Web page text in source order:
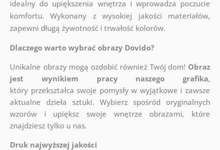
idealny do upiększenia wnętrza i wprowadza poczucie
komfortu. Wykonany z wysokiej jakości materiałów,
zapewni długą żywotność i trwałość kolorów.
Dlaczego warto wybrać obrazy Dovido?
Unikalne obrazy mogą ozdobić również Twój dom! Obraz
jest wynikiem pracy naszego grafika,
który przekształca swoje pomysły w wyjątkowe i zawsze
aktualne dzieła sztuki. Wybierz spośród oryginalnych
wzorów i upiększ swoje wnętrze obrazami, które
znajdziesz tylko u nas.
Druk najwyższej jakości